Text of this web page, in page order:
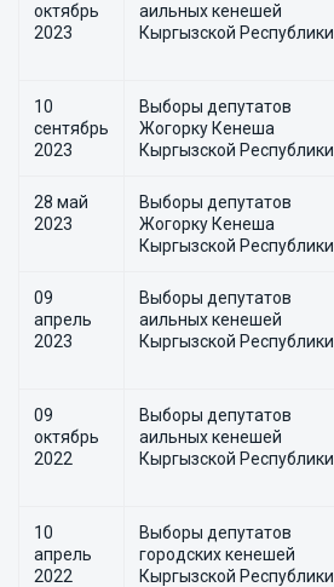
октябрь
2023
аильных кенешей
Кыргызской Республики
10
сентябрь
2023
Выборы депутатов
Жогорку Кенеша
Кыргызской Республики
28 май
2023
Выборы депутатов
Жогорку Кенеша
Кыргызской Республики
09
апрель
2023
Выборы депутатов
аильных кенешей
Кыргызской Республики
09
октябрь
2022
Выборы депутатов
аильных кенешей
Кыргызской Республики
10
апрель
2022
Выборы депутатов
городских кенешей
Кыргызской Республики